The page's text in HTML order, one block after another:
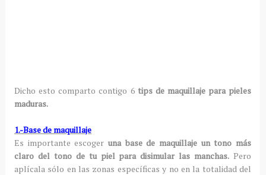
Dicho estocomparto contigo 6 tips de maquillaje para pieles
maduras.
1.-Base de maquillaje
Es importante escogeruna base de maquillaje un tono más
claro del tono de tu piel para disimular las manchas. Pero
aplícala sólo en las zonas específicas y no en la totalidad del